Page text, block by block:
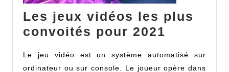
Les jeux vidéos les plus
convoités pour 2021
vidéos
Le jeu vidéo est un système automatisé sur
ordinateur ou sur console. Le joueur opère dans